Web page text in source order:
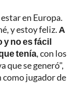
en Europa.
y estoy feliz. A
y no es fácil
tenía, con los
que se generó",
como jugador de